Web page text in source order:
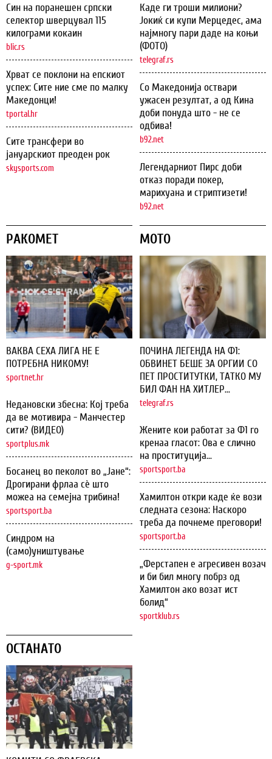
Син на поранешен српски
селектор шверцувал 115
килограми кокаин
blic.rs
Хрват се поклони на епскиот
успех: Сите ние сме по малку
Македонци!
tportal.hr
Сите трансфери во
јануарскиот преоден рок
skysports.com
Каде ги троши милиони?
Јокиќ си купи Мерцедес, ама
најмногу пари даде на коњи
(ФОТО)
telegraf.rs
Со Македонија оствари
ужасен резултат, а од Кина
доби понуда што - не се
одбива!
b92.net
Легендарниот Пирс доби
отказ поради покер,
марихуана и стриптизети!
b92.net
РАКОМЕТ
ВАКВА СЕХА ЛИГА НЕ Е
ПОТРЕБНА НИКОМУ!
sportnet.hr
Недановски збесна: Кој треба
да ве мотивира - Манчестер
сити? (ВИДЕО)
sportplus.mk
Босанец во пеколот во „Јане“:
Дрогирани фрлаа сѐ што
можеа на семејна трибина!
sportsport.ba
Синдром на
(само)уништување
g-sport.mk
МОТО
ПОЧИНА ЛЕГЕНДА НА Ф1:
ОБВИНЕТ БЕШЕ ЗА ОРГИИ СО
ПЕТ ПРОСТИТУТКИ, ТАТКО МУ
БИЛ ФАН НА ХИТЛЕР...
telegraf.rs
Жените кои работат за Ф1 го
кренаа гласот: Ова е слично
на проституција...
sportsport.ba
Хамилтон откри каде ќе вози
следната сезона: Наскоро
треба да почнеме преговори!
sportsport.ba
„Ферстапен е агресивен возач
и би бил многу побрз од
Хамилтон ако возат ист
болид“
sportklub.rs
ОСТАНАТО